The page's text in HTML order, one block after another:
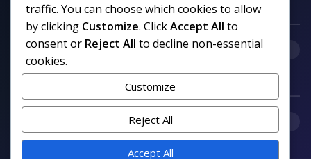
Links uteis
traffic. You can choose which cookies to allow
by clicking Customize. ClickAccept All to
consent or Reject All to decline non-essential
cookies.
Customize
Reject All
Accept All